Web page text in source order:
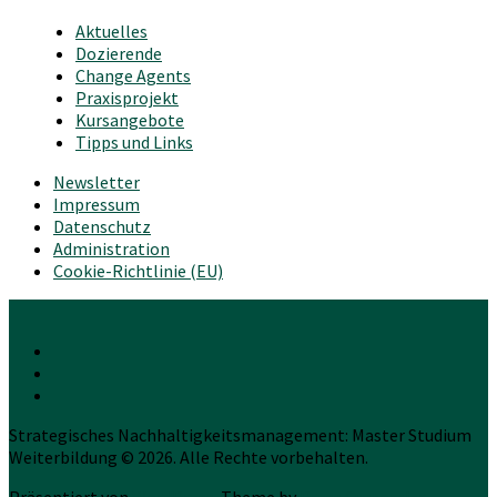
Aktuelles
Dozierende
Change Agents
Praxisprojekt
Kursangebote
Tipps und Links
Newsletter
Impressum
Datenschutz
Administration
Cookie-Richtlinie (EU)
Strategisches Nachhaltigkeitsmanagement: Master Studium
Weiterbildung © 2026. Alle Rechte vorbehalten.